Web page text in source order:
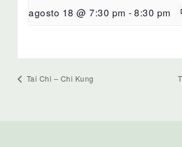
agosto 18 @ 7:30 pm -8:30 pm
Tai Chi – Chi Kung